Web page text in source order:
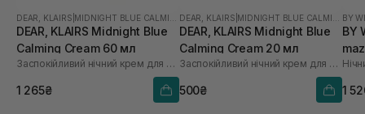
DEAR, KLAIRS
DEAR, KLAIRS Midnight Blue
Calming Cream 60 мл
Заспокійливий нічний крем для обличчя
1 265₴
DEAR, KLAIRS
DEAR, KLAIRS Midnight Blue
Calming Cream 20 мл
Заспокійливий нічний крем для обличчя
500₴
BY
BY
1